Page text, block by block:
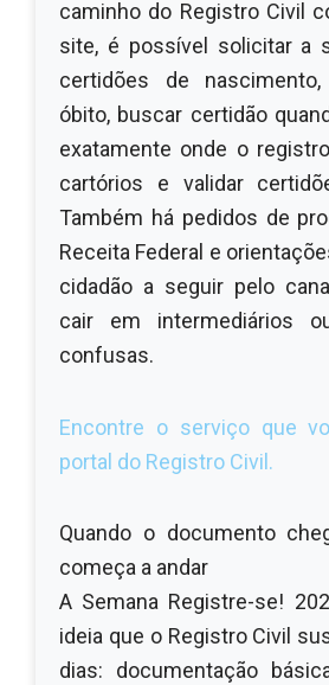
caminho do Registro Civil
site, é possível solicitar a
certidões de
óbito, buscar certidão
exatamente onde o
cartórios e validar
Também há pedidos de
Receita Federal e
cidadão a seguir pelo
cair em intermediários
confusas.
Encontre o serviço que
portal do Registro Civil.
Quando o documento
começa a andar
A Semana Registre-se!
ideia que o Registro Civil
dias: documentação